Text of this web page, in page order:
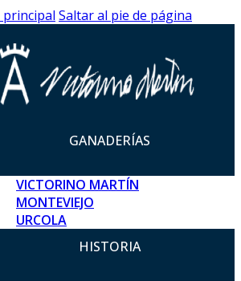
Saltar al pie de página
GANADERÍAS
VICTORINO MARTÍN
MONTEVIEJO
URCOLA
HISTORIA